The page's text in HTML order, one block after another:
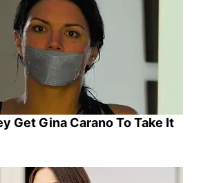
Get Gina Carano To Take It